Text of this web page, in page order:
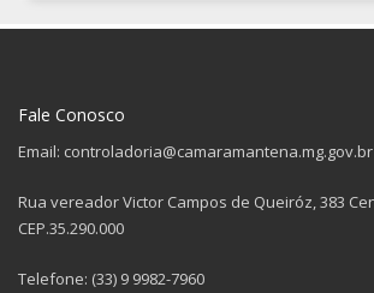
Fale Conosco
Email: controladoria@camaramantena.mg.gov.br
Rua vereador Victor Campos de Queiróz, 383
CEP.35.290.000
Telefone: (33) 9 9982-7960